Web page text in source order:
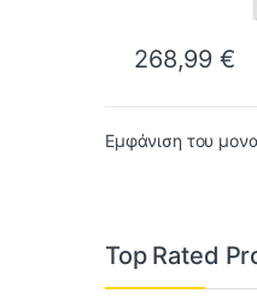
268,99€
Εμφάνιση του
Top Rated